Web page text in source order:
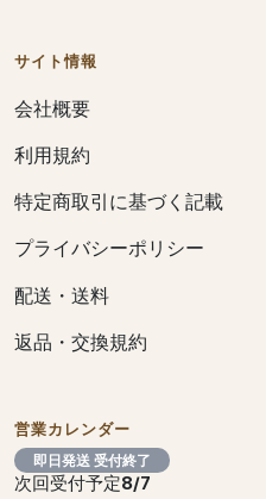
サイト情報
会社概要
利用規約
特定商取引に基づく記載
プライバシーポリシー
配送・送料
返品・交換規約
営業カレンダー
即日発送 受付終了
次回受付予定8/7